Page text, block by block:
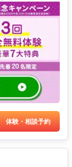
体験・相談予約